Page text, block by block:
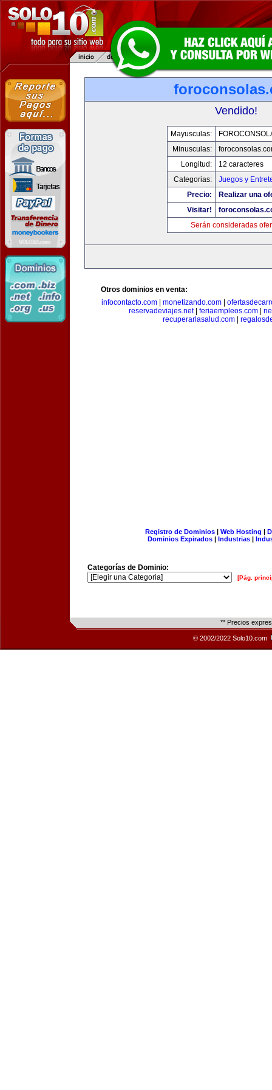
Vendido!
Mayusculas:
Minusculas:
Longitud:
12 caracteres
Categorias:
Juegos y
Precio:
Realizar una
Visitar!
Serán consideradas
Otros dominios en venta:
infocontacto.com
monetizando.com
reservadeviajes.net| feriaempleos.com
recuperarlasalud.com
Registro de Dominios| Web Hosting |
Dominios Expirados | Industrias |
Categorías de Dominio:
[Pág.
** Precios
© 2002/2022 Solo10.com